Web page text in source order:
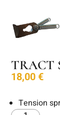
TRACT
18,00€
Tension